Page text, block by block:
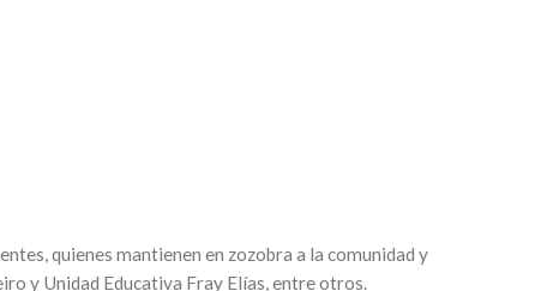
quienes mantienen en zozobra a la comunidad y
y Unidad Educativa Fray Elías, entre otros.